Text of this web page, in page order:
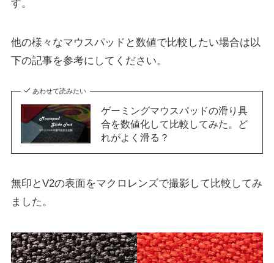
す。
他の様々なマウスパッドと数値で比較したい場合は以
下の記事を参考にしてください。
あわせて読みたい
ゲーミングマウスパッドの滑り具
合を数値化して比較してみた。ど
れがよく滑る？
無印とV2の表面をマクロレンズで撮影して比較してみ
ました。